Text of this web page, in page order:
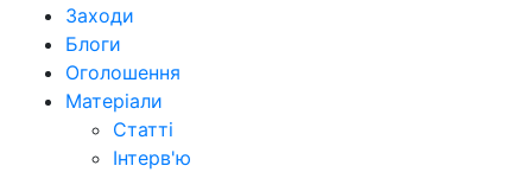
Заходи
Блоги
Оголошення
Матеріали
Статті
Інтерв'ю